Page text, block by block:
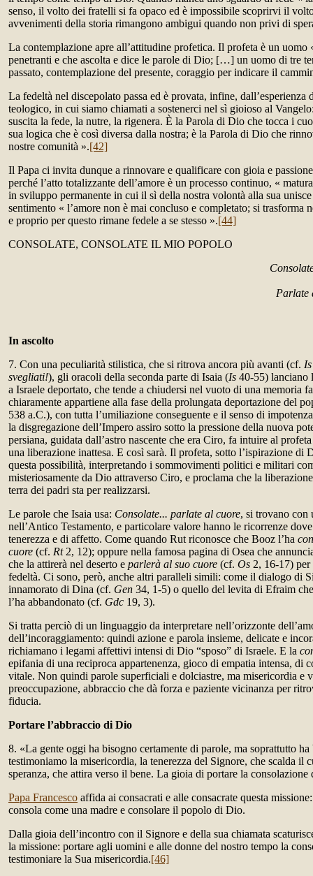
senso, il volto dei fratelli si fa opaco ed è impossibile scoprirvi il
avvenimenti della storia rimangono ambigui quando non privi di
La contemplazione apre all’attitudine profetica. Il profeta è un uomo
penetranti e che ascolta e dice le parole di Dio; […] un uomo di tre
passato, contemplazione del presente, coraggio per indicare il
La fedeltà nel discepolato passa ed è provata, infine, dall’esperienza
teologico, in cui siamo chiamati a sostenerci nel sì gioioso al
suscita la fede, la nutre, la rigenera. È la Parola di Dio che tocca i
sua logica che è così diversa dalla nostra; è la Parola di Dio che
nostre comunità ».[42]
Il Papa ci invita dunque a rinnovare e qualificare con gioia e
perché l’atto totalizzante dell’amore è un processo continuo, «
in sviluppo permanente in cui il sì della nostra volontà alla sua
sentimento « l’amore non è mai concluso e completato; si trasforma
e proprio per questo rimane fedele a se stesso ».[44]
CONSOLATE, CONSOLATE IL MIO POPOLO
Parlate
In ascolto
7. Con una peculiarità stilistica, che si ritrova ancora più avanti (cf. Is
svegliati!), gli oracoli della seconda parte di Isaia (Is 40-55) lanciano
a Israele deportato, che tende a chiudersi nel vuoto di una memoria
chiaramente appartiene alla fase della prolungata deportazione del
538 a.C.), con tutta l’umiliazione conseguente e il senso di
la disgregazione dell’Impero assiro sotto la pressione della nuova
persiana, guidata dall’astro nascente che era Ciro, fa intuire al
una liberazione inattesa. E così sarà. Il profeta, sotto l’ispirazione di
questa possibilità, interpretando i sommovimenti politici e militari
misteriosamente da Dio attraverso Ciro, e proclama che la
terra dei padri sta per realizzarsi.
Le parole che Isaia usa: Consolate... parlate al cuore, si trovano con
nell’Antico Testamento, e particolare valore hanno le ricorrenze
tenerezza e di affetto. Come quando Rut riconosce che Booz l’ha
cuore (cf. Rt2, 12); oppure nella famosa pagina di Osea che
che la attirerà nel deserto e parlerà al suo cuore (cf. Os 2, 16-17)
fedeltà. Ci sono, però, anche altri paralleli simili: come il dialogo di
innamorato di Dina (cf. Gen 34, 1-5) o quello del levita di Efraim
l’ha abbandonato (cf. Gdc 19, 3).
Si tratta perciò di un linguaggio da interpretare nell’orizzonte
dell’incoraggiamento: quindi azione e parola insieme, delicate e
richiamano i legami affettivi intensi di Dio “sposo” di Israele. E la
epifania di una reciproca appartenenza, gioco di empatia intensa, di
vitale. Non quindi parole superficiali e dolciastre, ma misericordia e
preoccupazione, abbraccio che dà forza e paziente vicinanza per
fiducia.
Portare l’abbraccio di Dio
8. «La gente oggi ha bisogno certamente di parole, ma soprattutto
testimoniamo la misericordia, la tenerezza del Signore, che scalda il
speranza, che attira verso il bene. La gioia di portare la
Papa Francesco affida ai consacrati e alle consacrate questa
consola come una madre e consolare il popolo di Dio.
Dalla gioia dell’incontro con il Signore e della sua chiamata
la missione: portare agli uomini e alle donne del nostro tempo la
testimoniare la Sua misericordia.[46]